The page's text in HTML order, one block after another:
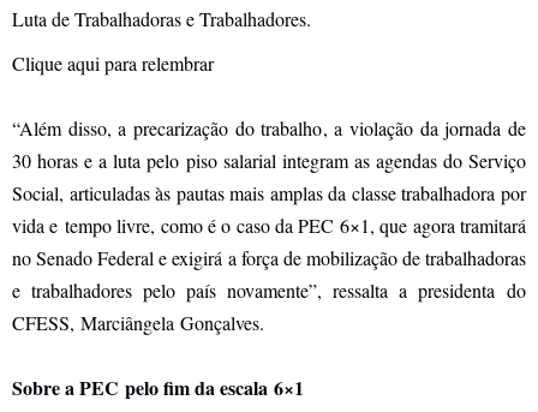
Luta de Trabalhadoras e Trabalhadores.
Clique aqui para relembrar
“Além disso, a precarização do trabalho, a violação da jornada de
30 horas e a luta pelo piso salarial integram as agendas do Serviço
Social, articuladas às pautas mais amplas da classe trabalhadora por
vida e tempo livre, como é o caso da PEC 6×1, que agora tramitará
no Senado Federal e exigirá a força de mobilização de trabalhadoras
e trabalhadores pelo país novamente”, ressalta a presidenta do
CFESS, Marciângela Gonçalves.
Sobre a PEC pelo fim da escala 6×1